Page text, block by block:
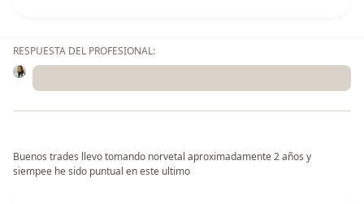
RESPUESTA DEL PROFESIONAL:
Buenos trades llevo tomando norvetal aproximadamente 2 años y
siempee he sido puntual en este ultimo